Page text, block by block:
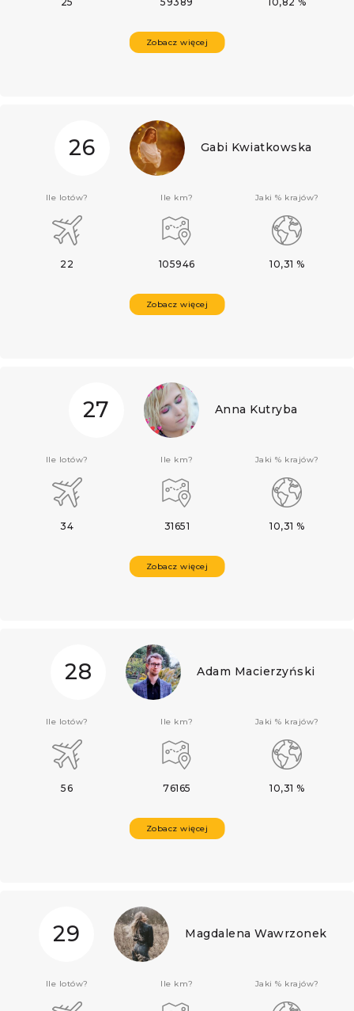
Zobacz więcej
26 Gabi Kwiatkowska
Zobacz więcej
Ile lotów?
22
Ile km?
105946
Jaki % krajów?
10,31 %
27 Anna Kutryba
Zobacz więcej
Ile lotów?
34
Ile km?
31651
Jaki % krajów?
10,31 %
28 Adam Macierzyński
Zobacz więcej
Ile lotów?
56
Ile km?
76165
Jaki % krajów?
10,31 %
29 Magdalena Wawrzonek
Ile lotów? Ile km? Jaki % krajów?